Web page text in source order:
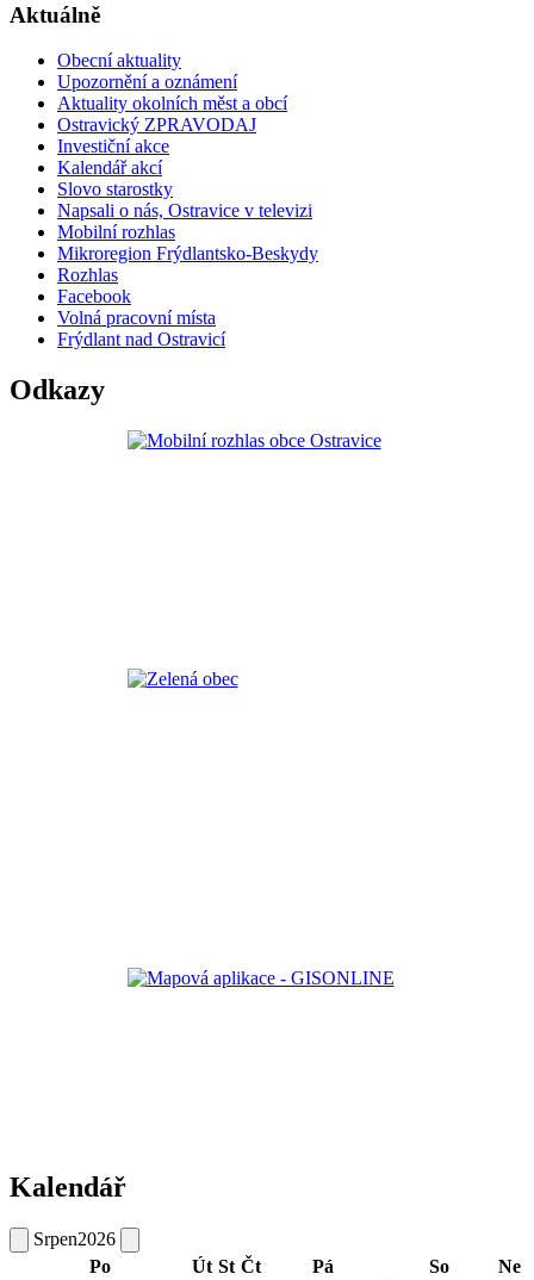
Aktuálně
Obecní aktuality
Upozornění a oznámení
Aktuality okolních měst a obcí
Ostravický ZPRAVODAJ
Investiční akce
Kalendář akcí
Slovo starostky
Napsali o nás, Ostravice v televizi
Mobilní rozhlas
Mikroregion Frýdlantsko-Beskydy
Rozhlas
Facebook
Volná pracovní místa
Frýdlant nad Ostravicí
Odkazy
Kalendář
Srpen2026
Po
Út St Čt Pá So Ne